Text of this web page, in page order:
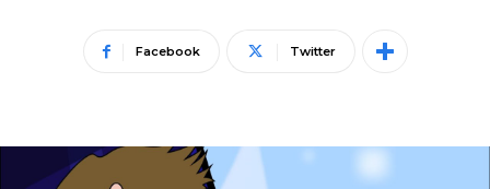
Facebook Twitter